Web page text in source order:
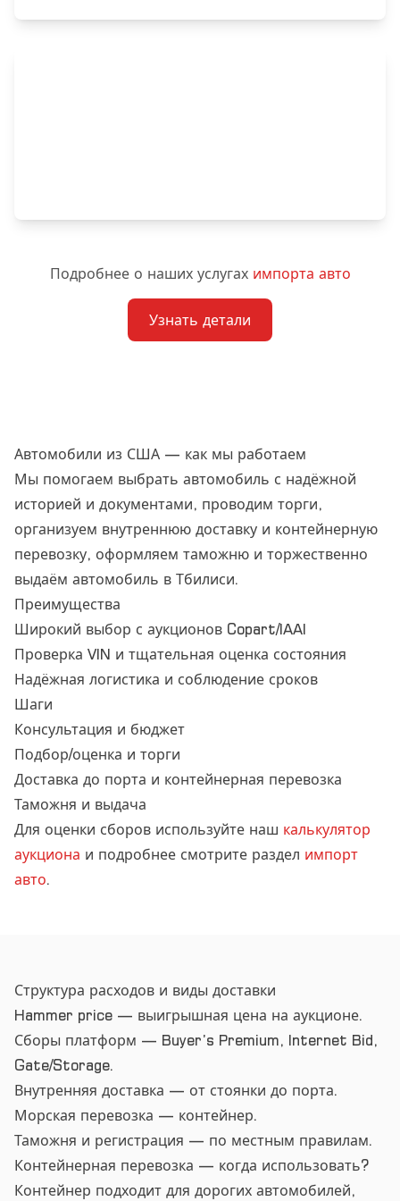
Подробнее о наших услугах импорта авто
Узнать детали
Автомобили из США — как мы работаем
Мы помогаем выбрать автомобиль с надёжной
историей и документами, проводим торги,
организуем внутреннюю доставку и контейнерную
перевозку, оформляем таможню и торжественно
выдаём автомобиль в Тбилиси.
Преимущества
Широкий выбор с аукционов Copart/IAAI
Проверка VIN и тщательная оценка состояния
Надёжная логистика и соблюдение сроков
Шаги
Консультация и бюджет
Подбор/оценка и торги
Доставка до порта и контейнерная перевозка
Таможня и выдача
Для оценки сборов используйте наш калькулятор
аукциона и подробнее смотрите раздел импорт
авто.
Структура расходов и виды доставки
Hammer price — выигрышная цена на аукционе.
Сборы платформ — Buyer’s Premium, Internet Bid,
Gate/Storage.
Внутренняя доставка — от стоянки до порта.
Морская перевозка — контейнер.
Таможня и регистрация — по местным правилам.
Контейнерная перевозка — когда использовать?
Контейнер подходит для дорогих автомобилей,